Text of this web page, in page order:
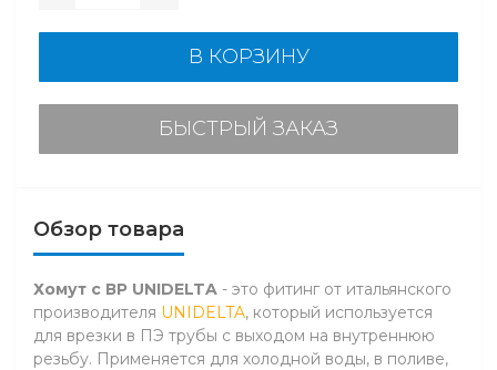
В КОРЗИНУ
БЫСТРЫЙ ЗАКАЗ
Обзор товара
Хомут с ВР UNIDELTA - это фитинг от итальянского
производителя UNIDELTA, который используется
для врезки в ПЭ трубы с выходом на внутреннюю
резьбу. Применяется для холодной воды, в поливе,